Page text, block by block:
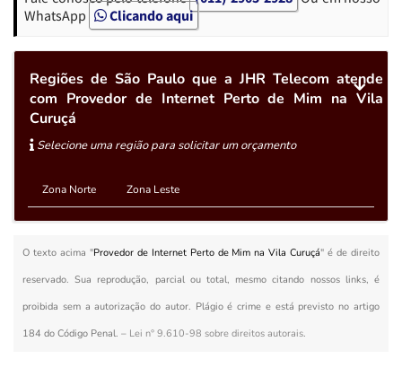
WhatsApp
Clicando aqui
Regiões de São Paulo que a JHR Telecom atende
com Provedor de Internet Perto de Mim na Vila
Curuçá
Selecione uma região para solicitar um orçamento
Zona Norte Zona Leste
O texto acima "Provedor de Internet Perto de Mim na Vila Curuçá" é de direito
reservado. Sua reprodução, parcial ou total, mesmo citando nossos links, é
proibida sem a autorização do autor. Plágio é crime e está previsto no artigo
184 do Código Penal. – Lei n° 9.610-98 sobre direitos autorais.